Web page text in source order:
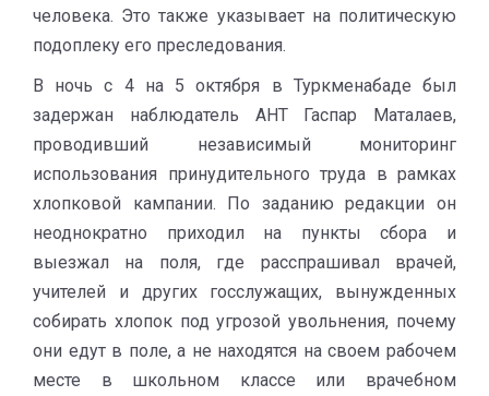
человека. Это также указывает на политическую
подоплеку его преследования.
В ночь с 4 на 5 октября в Туркменабаде был
задержан наблюдатель АНТ Гаспар Маталаев,
проводивший независимый мониторинг
использования принудительного труда в рамках
хлопковой кампании. По заданию редакции он
неоднократно приходил на пункты сбора и
выезжал на поля, где расспрашивал врачей,
учителей и других госслужащих, вынужденных
собирать хлопок под угрозой увольнения, почему
они едут в поле, а не находятся на своем рабочем
месте в школьном классе или врачебном